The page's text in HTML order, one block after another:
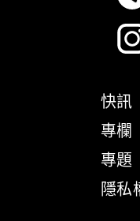
快訊
專欄
專題
隱私